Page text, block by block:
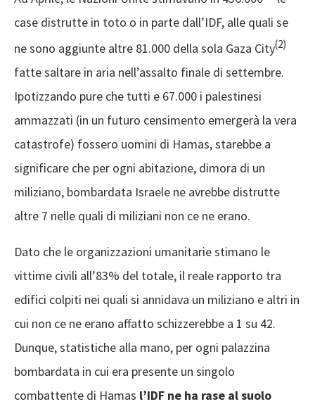
case distrutte in toto o in parte dall’IDF, alle quali se
ne sono aggiunte altre 81.000 della sola Gaza City(2)
fatte saltare in aria nell’assalto finale di settembre.
Ipotizzando pure che tutti e 67.000 i palestinesi
ammazzati (in un futuro censimento emergerà la vera
catastrofe) fossero uomini di Hamas, starebbe a
significare che per ogni abitazione, dimora di un
miliziano, bombardata Israele ne avrebbe distrutte
altre 7 nelle quali di miliziani non ce ne erano.
Dato che le organizzazioni umanitarie stimano le
vittime civili all’83% del totale, il reale rapporto tra
edifici colpiti nei quali si annidava un miliziano e altri in
cui non ce ne erano affatto schizzerebbe a 1 su 42.
Dunque, statistiche alla mano, per ogni palazzina
bombardata in cui era presente un singolo
combattente di Hamas l’IDF ne ha rase al suolo